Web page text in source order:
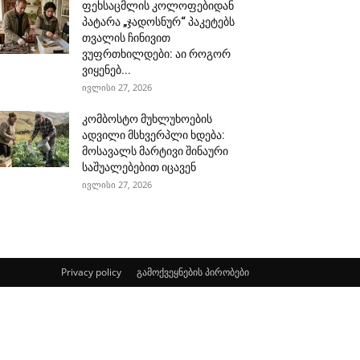
ფეხსაცმლის კოლოფებიდან
პატარა „ჯადოსნურ“ პაკეტებს
თვალის ჩინივით
ვუფრთხილდები: აი როგორ
ვიყენებ...
ივლისი 27, 2026
კომბოსტო მუხლუხოების
ადვილი მსხვერპლი ხდება:
მოსავალს მარტივი შინაური
საშუალებებით იცავენ
ივლისი 27, 2026
Privacy policy გამოქვეყნების პირობები